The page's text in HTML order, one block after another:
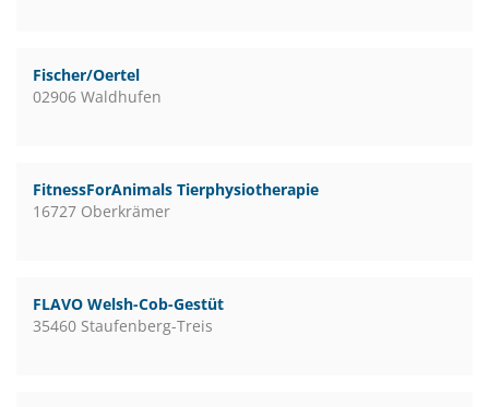
Fischer/Oertel
02906 Waldhufen
FitnessForAnimals Tierphysiotherapie
16727 Oberkrämer
FLAVO Welsh-Cob-Gestüt
35460 Staufenberg-Treis